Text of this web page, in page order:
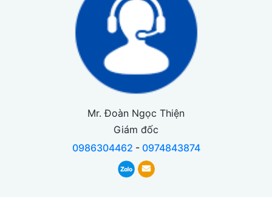
Mr. Đoàn Ngọc Thiện
Giám đốc
0986304462 - 0974843874